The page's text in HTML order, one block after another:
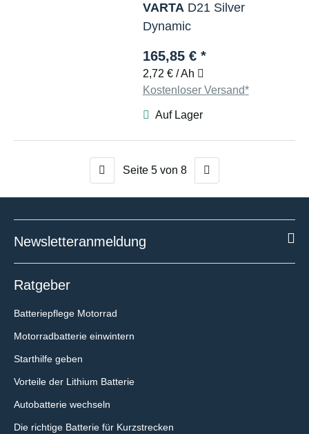
VARTAD21 Silver
Dynamic
165,85 € *
2,72 € / Ah
Kostenloser Versand*
Auf Lager
Seite 5 von 8
Newsletteranmeldung
Ratgeber
Batteriepflege Motorrad
Motorradbatterie einwintern
Starthilfe geben
Vorteile der Lithium Batterie
Autobatterie wechseln
Die richtige Batterie für Kurzstrecken